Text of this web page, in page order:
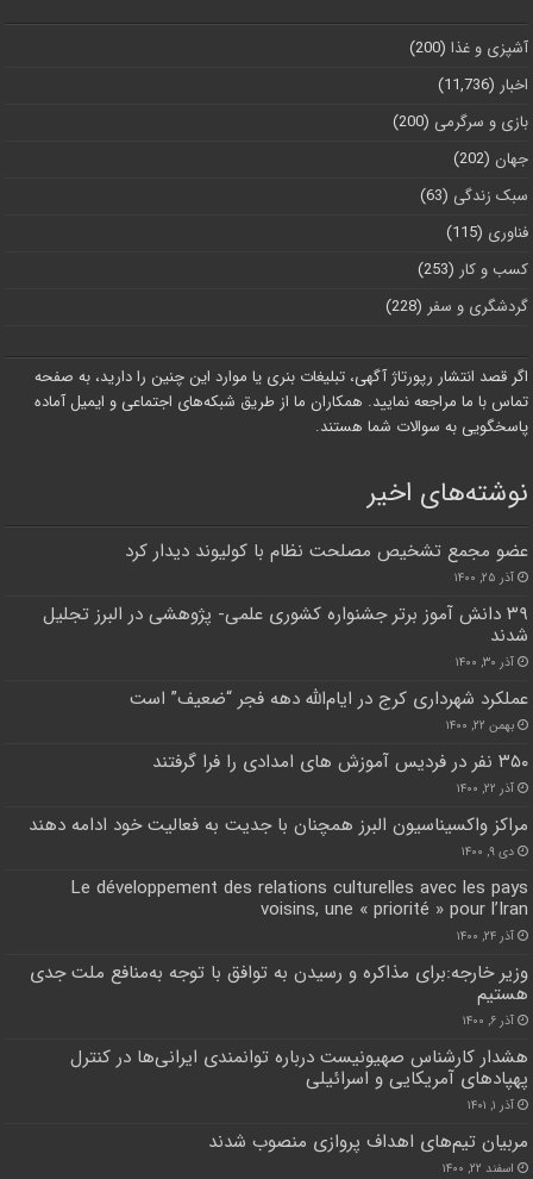
آشپزی و غذا (200)
اخبار (11,736)
بازی و سرگرمی (200)
جهان (202)
سبک زندگی (63)
فناوری (115)
کسب و کار (253)
گردشگری و سفر (228)
اگر قصد انتشار رپورتاژ آگهی، تبلیغات بنری یا موارد این چنین را دارید، به صفحه
تماس با ما مراجعه نمایید. همکاران ما از طریق شبکه‌های اجتماعی و ایمیل آماده
پاسخگویی به سوالات شما هستند.
نوشته‌های اخیر
عضو مجمع تشخیص مصلحت نظام با کولیوند دیدار کرد
آذر ۲۵, ۱۴۰۰
۳۹ دانش آموز برتر جشنواره کشوری علمی- پژوهشی در البرز تجلیل
شدند
آذر ۳۰, ۱۴۰۰
عملکرد شهرداری کرج در ایام‌الله دهه فجر “ضعیف” است
بهمن ۲۲, ۱۴۰۰
۳۵۰ نفر در فردیس آموزش های امدادی را فرا گرفتند
آذر ۲۲, ۱۴۰۰
مراکز واکسیناسیون البرز همچنان با جدیت به فعالیت خود ادامه دهند
دی ۹, ۱۴۰۰
Le développement des relations culturelles avec les pays
voisins, une « priorité » pour l’Iran
آذر ۲۴, ۱۴۰۰
وزیر خارجه:برای مذاکره و رسیدن به توافق با توجه به‌منافع ملت جدی
هستیم
آذر ۶, ۱۴۰۰
هشدار کارشناس صهیونیست درباره توانمندی‌ ایرانی‌ها در کنترل
پهپادهای آمریکایی و اسرائیلی
آذر ۱, ۱۴۰۱
مربیان تیم‌های اهداف پروازی منصوب شدند
اسفند ۲۲, ۱۴۰۰